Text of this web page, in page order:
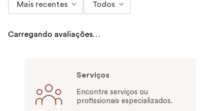
Mais recentes Todos
Carregando avaliações…
Serviços
Encontre serviços ou
profissionais especializados.